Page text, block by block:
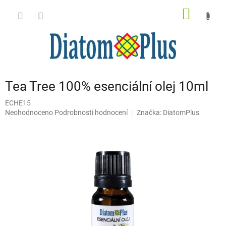
Tea Tree 100% esenciální olej 10ml
ECHE15
Průměrné
Neohodnoceno Podrobnosti hodnocení Značka: DiatomPlus